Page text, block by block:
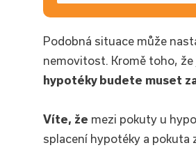
Podobná situace může
nemovitost. Kromě toho,
hypotéky budete muset
Víte, že mezi pokuty u
splacení hypotéky a pokuta